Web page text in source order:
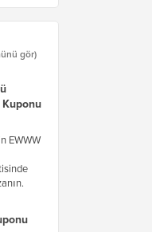
gör)
EWWW